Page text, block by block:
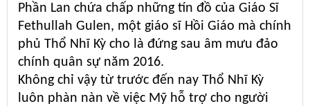
Phần Lan chứa chấp những tín đồ của Giáo Sĩ
Fethullah Gulen, một giáo sĩ Hồi Giáo mà chính
phủ Thổ Nhĩ Kỳ cho là đứng sau âm mưu đảo
chính quân sự năm 2016.
Không chỉ vậy từ trước đến nay Thổ Nhĩ Kỳ
luôn phàn nàn về việc Mỹ hỗ trợ cho người